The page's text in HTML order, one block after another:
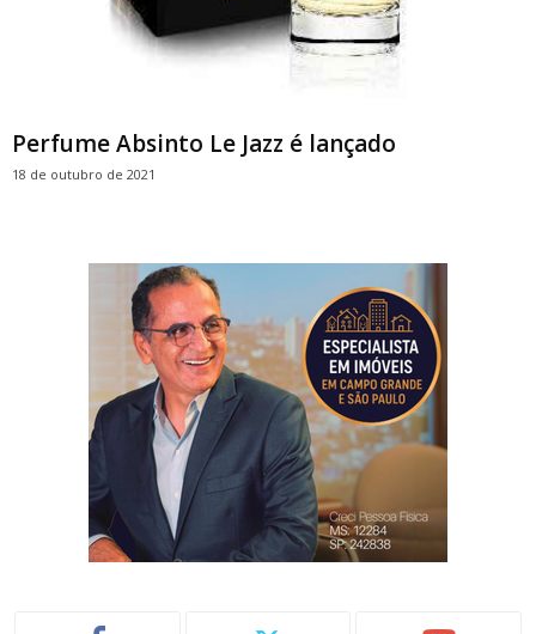
Perfume Absinto Le Jazz é lançado
18 de outubro de 2021